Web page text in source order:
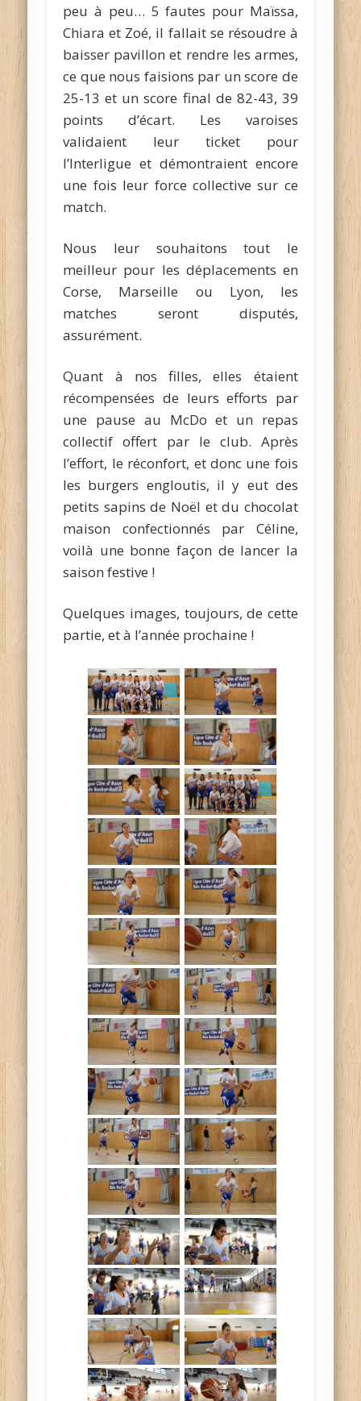
peu à peu… 5 fautes pour Maïssa,
Chiara et Zoé, il fallait se résoudre à
baisser pavillon et rendre les armes,
ce que nous faisions par un score de
25-13 et un score final de 82-43, 39
points d’écart. Les varoises
validaient leur ticket pour
l’Interligue et démontraient encore
une fois leur force collective sur ce
match.
Nous leur souhaitons tout le
meilleur pour les déplacements en
Corse, Marseille ou Lyon, les
matches seront disputés,
assurément.
Quant à nos filles, elles étaient
récompensées de leurs efforts par
une pause au McDo et un repas
collectif offert par le club. Après
l’effort, le réconfort, et donc une fois
les burgers engloutis, il y eut des
petits sapins de Noël et du chocolat
maison confectionnés par Céline,
voilà une bonne façon de lancer la
saison festive !
Quelques images, toujours, de cette
partie, et à l’année prochaine !